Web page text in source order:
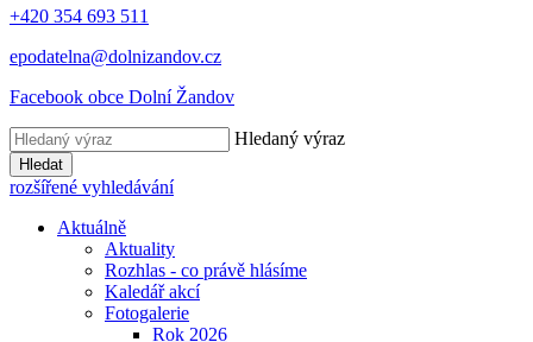
+420 354 693 511
epodatelna@dolnizandov.cz
Facebook obce Dolní Žandov
Hledaný výraz
Hledat
rozšířené vyhledávání
Aktuálně
Aktuality
Rozhlas - co právě hlásíme
Kaledář akcí
Fotogalerie
Rok 2026